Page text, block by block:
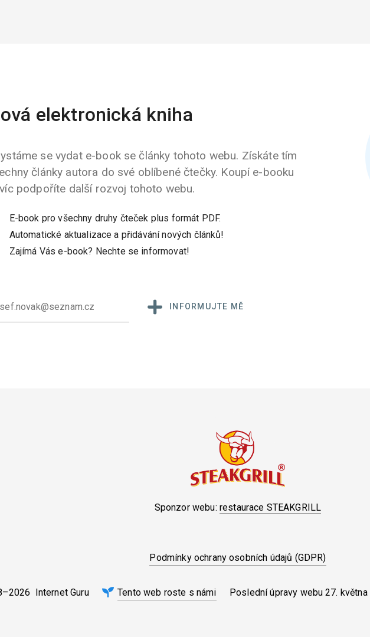
elektronická kniha
se vydat e-book se články tohoto webu. Získáte tím
články autora do své oblíbené čtečky. Koupí e-booku
podpoříte další rozvoj tohoto webu.
E-book pro všechny druhy čteček plus formát PDF.
Automatické aktualizace a přidávání nových článků!
Zajímá Vás e-book? Nechte se informovat!
INFORMUJTE MĚ
Sponzor webu: restaurace STEAKGRILL
Podmínky ochrany osobních údajů (GDPR)
Internet Guru Tento web roste s námi Poslední úpravy webu 27. května